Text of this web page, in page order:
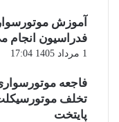
آموزش
فدراسیون انجام
1 مرداد 1405 17:04
پایتخت